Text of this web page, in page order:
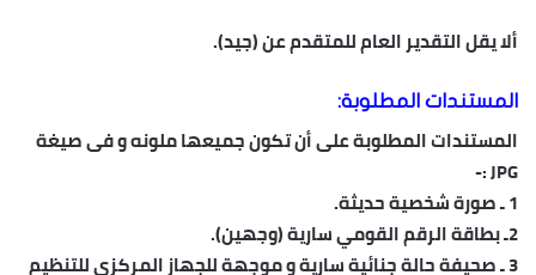
ألا يقل التقدير العام للمتقدم عن (جيد).
المستندات المطلوبة:
المستندات المطلوبة على أن تكون جميعها ملونه و فى صيغة
JPG :-
1 ـ صورة شخصية حديثة.
2ـ بطاقة الرقم القومي سارية (وجهين).
3 ـ صحيفة حالة جنائية سارية و موجهة للجهاز المركزى للتنظيم